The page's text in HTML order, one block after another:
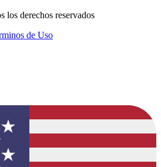
los derechos reservados
de Uso